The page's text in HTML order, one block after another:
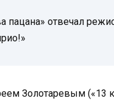
пацана» отвечал
Золотаревым («13